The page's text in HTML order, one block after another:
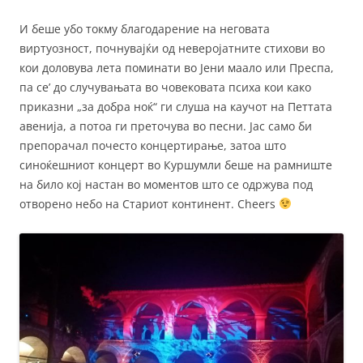
И беше убо токму благодарение на неговата
виртуозност, почнувајќи од неверојатните стихови во
кои доловува лета поминати во Јени маало или Преспа,
па се’ до случувањата во човековата психа кои како
приказни „за добра ноќ“ ги слуша на каучот на Петтата
авенија, а потоа ги преточува во песни. Јас само би
препорачал почесто концертирање, затоа што
синоќешниот концерт во Куршумли беше на рамниште
на било кој настан во моментов што се одржува под
отворено небо на Стариот континент. Cheers